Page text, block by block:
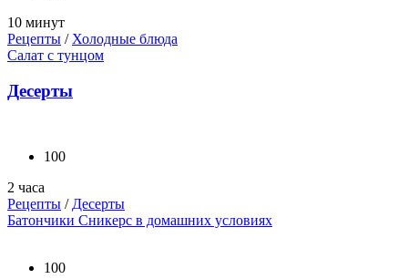
10 минут
Рецепты / Холодные блюда
Салат с тунцом
Десерты
100
2 часа
Рецепты / Десерты
Батончики Сникерс в домашних условиях
100